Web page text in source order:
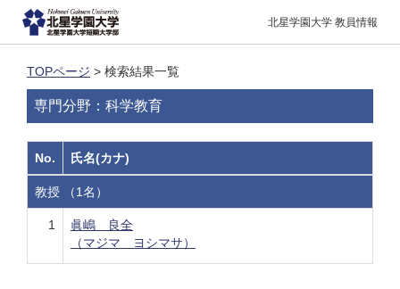
北星学園大学 教員情報
TOPページ > 検索結果一覧
専門分野：科学教育
No. 氏名(カナ)
教授 （1名）
1
眞嶋 良全
（マジマ ヨシマサ）